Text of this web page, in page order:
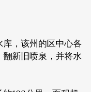
，该州的区中心各
新旧喷泉，并将水